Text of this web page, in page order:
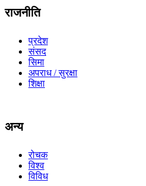
राजनीति
प्रदेश
संसद
सिमा
अपराध / सुरक्षा
शिक्षा
अन्य
रोचक
विश्व
विविध